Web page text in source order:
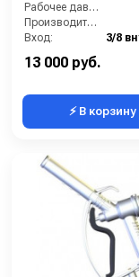
Рабочее давление (бар):
Производительность (л/мин):
Вход:
13 000 руб.
⚡ В корзину